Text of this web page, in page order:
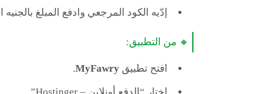
إدّيه الكود المرجعي وادفع المبلغ
🔸 من التطبيق:
افتح تطبيق MyFawry
.